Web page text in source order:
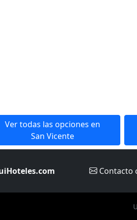
Ver todas las opciones en
San Vicente
Contacto